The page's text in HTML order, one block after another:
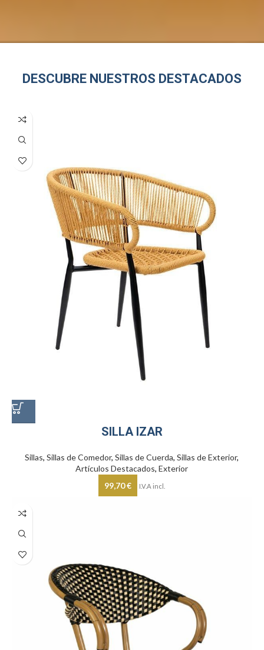
DESCUBRE NUESTROS DESTACADOS
SILLA IZAR
Sillas,Sillas de Comedor,Sillas de Cuerda,Sillas de Exterior,
Artículos Destacados,Exterior
99,70€ I.V.A incl.